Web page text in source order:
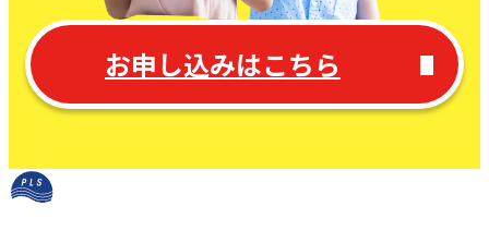
お申し込みはこちら